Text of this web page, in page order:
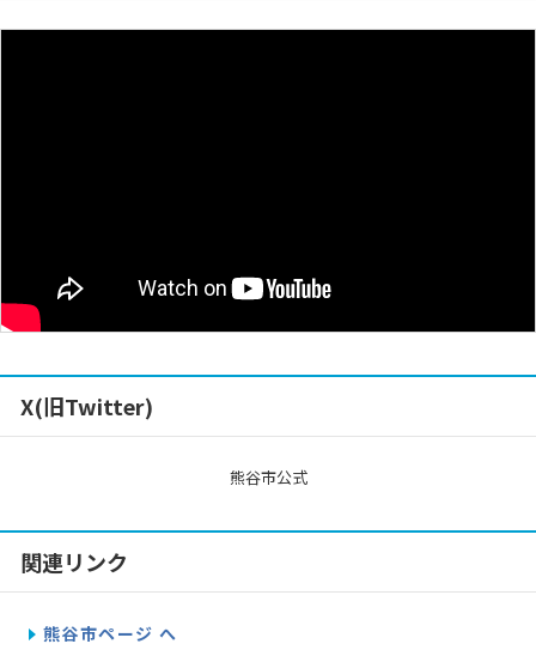
X(旧Twitter)
熊谷市公式
関連リンク
熊谷市ページ へ